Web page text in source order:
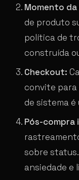
Momento
de produto
política de
construída
Checkout:
convite para
de sistema é
Pós-compra
sobre
ansiedade e